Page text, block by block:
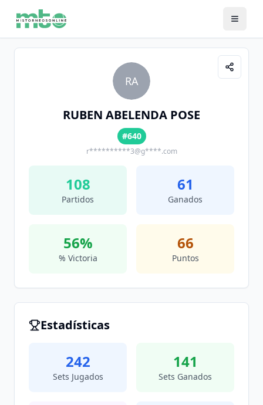
RA
RUBEN ABELENDA POSE
#640
r**********3@g****.com
108
Partidos
61
Ganados
56%
% Victoria
66
Puntos
Estadísticas
242
Sets Jugados
141
Sets Ganados